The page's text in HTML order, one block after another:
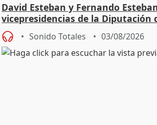
David Esteban y Fernando
vicepresidencias de la Diputación
Sonido Totales 03/08/2026